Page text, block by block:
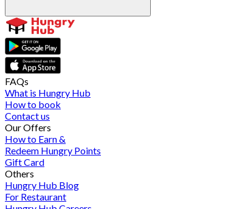
FAQs
What is Hungry Hub
How to book
Contact us
Our Offers
How to Earn &
Redeem Hungry Points
Gift Card
Others
Hungry Hub Blog
For Restaurant